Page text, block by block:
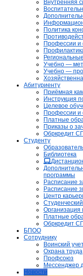
Внутренняя
Политика
Профессии и
Учебно —
Учебно —
Абитуриенту
Приёмная
Инструкция
Целевое
Профессии и
Платные
Приказы о
Обркредит
Студенту
Библиотека
программы
Расписание
Расписание
Центр
Организация
Платные
Обркредит
БПОО
Сотруднику
Воинский
Охрана труда
Профсоюз
Мессенджер
Новости